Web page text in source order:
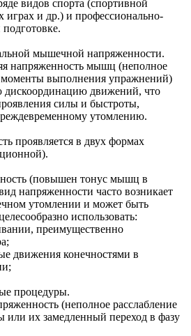
видов спорта (спортивной
играх и др.) и профессионально-
мышечной напряженности.
напряженность мышц (неполное
выполнения упражнений)
дискоординацию движений, что
силы и быстроты,
утомлению.
проявляется в двух формах
(повышен тонус мышц в
напряженности часто возникает
утомлении и может быть
использовать:
преимущественно
движения конечностями в
процедуры.
(неполное расслабление
или их замедленный переход в фазу